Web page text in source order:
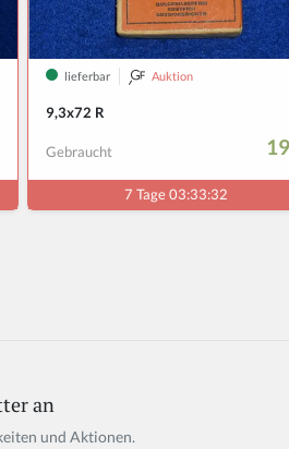
an
und Aktionen.